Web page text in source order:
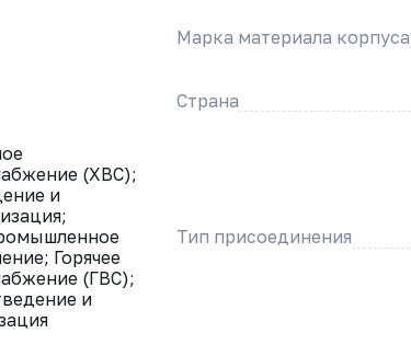
Марка материала корпуса
Страна
(ХВС);
и
Горячее
(ГВС);
и
Тип присоединения